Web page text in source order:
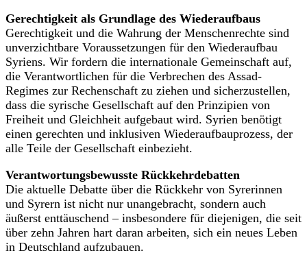
Gerechtigkeit als Grundlage des Wiederaufbaus
Gerechtigkeit und die Wahrung der Menschenrechte sind
unverzichtbare Voraussetzungen für den Wiederaufbau
Syriens. Wir fordern die internationale Gemeinschaft auf,
die Verantwortlichen für die Verbrechen des Assad-
Regimes zur Rechenschaft zu ziehen und sicherzustellen,
dass die syrische Gesellschaft auf den Prinzipien von
Freiheit und Gleichheit aufgebaut wird. Syrien benötigt
einen gerechten und inklusiven Wiederaufbauprozess, der
alle Teile der Gesellschaft einbezieht.
Verantwortungsbewusste Rückkehrdebatten
Die aktuelle Debatte über die Rückkehr von Syrerinnen
und Syrern ist nicht nur unangebracht, sondern auch
äußerst enttäuschend – insbesondere für diejenigen, die seit
über zehn Jahren hart daran arbeiten, sich ein neues Leben
in Deutschland aufzubauen.